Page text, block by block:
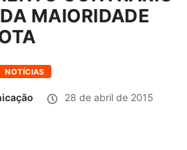
MAIORIDADE
NOTÍCIAS
28 de abril de 2015